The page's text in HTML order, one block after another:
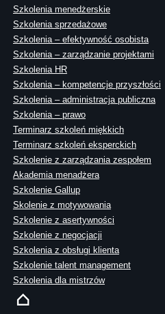
Szkolenia menedżerskie
Szkolenia sprzedażowe
Szkolenia – efektywność osobista
Szkolenia – zarządzanie projektami
Szkolenia HR
Szkolenia – kompetencje przyszłości
Szkolenia – administracja publiczna
Szkolenia – prawo
Terminarz szkoleń miękkich
Terminarz szkoleń eksperckich
Szkolenie z zarządzania zespołem
Akademia menadżera
Szkolenie Gallup
Skolenie z motywowania
Szkolenie z asertywności
Szkolenie z negocjacji
Szkolenia z obsługi klienta
Szkolenie talent management
Szkolenia dla mistrzów